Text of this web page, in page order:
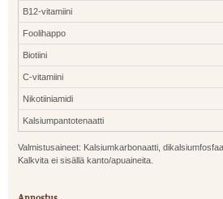
B12-vitamiini
Foolihappo
Biotiini
C-vitamiini
Nikotiiniamidi
Kalsiumpantotenaatti
Valmistusaineet: Kalsiumkarbonaatti,
Kalkvita ei sisällä kanto/apuaineita.